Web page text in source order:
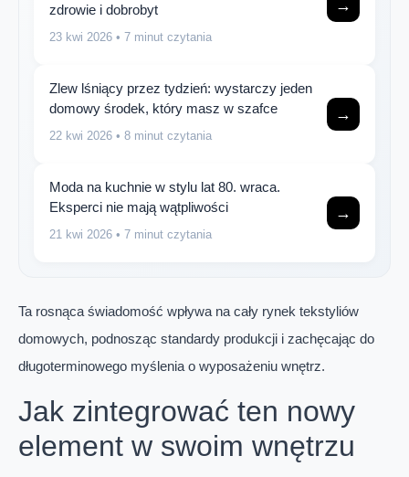
zdrowie i dobrobyt
23 kwi 2026 • 7 minut czytania
→
Zlew lśniący przez tydzień: wystarczy jeden
domowy środek, który masz w szafce
22 kwi 2026 • 8 minut czytania
→
Moda na kuchnie w stylu lat 80. wraca.
Eksperci nie mają wątpliwości
21 kwi 2026 • 7 minut czytania
→
Ta rosnąca świadomość wpływa na cały rynek tekstyliów
domowych, podnosząc standardy produkcji i zachęcając do
długoterminowego myślenia o wyposażeniu wnętrz.
Jak zintegrować ten nowy
element w swoim wnętrzu